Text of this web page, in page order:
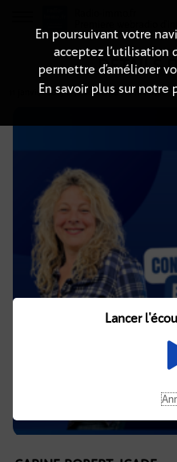
DÉTAILS
11 janvier 2019à 7h00 , durée : 12 minutes
En poursuivant votre
acceptez l’utilisation
permettre d’améliorer
En savoir plus sur notre
Lancer